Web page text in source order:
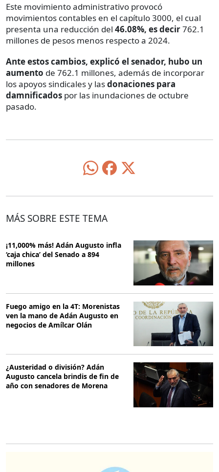
Este movimiento administrativo provocó
movimientos contables en el capítulo 3000, el cual
presenta una reducción del 46.08%, es decir762.1
millones de pesos menos respecto a 2024.
Ante estos cambios, explicó el senador, hubo un
aumento de 762.1 millones, además de incorporar
los apoyos sindicales y lasdonaciones para
damnificados por las inundaciones de octubre
pasado.
MÁS SOBRE ESTE TEMA
¡11,000% más! Adán Augusto infla
‘caja chica’ del Senado a 894
millones
Fuego amigo en la 4T: Morenistas
ven la mano de Adán Augusto en
negocios de Amílcar Olán
¿Austeridad o división? Adán
Augusto cancela brindis de fin de
año con senadores de Morena